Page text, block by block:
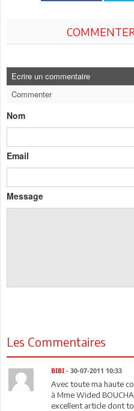
Ecrire un commentaire
Commenter
Nom
Email
Message
Les Commentaires
BIBI - 30-07-2011 10:33
Avec toute ma haute
à Mme Wided
excellent article dont